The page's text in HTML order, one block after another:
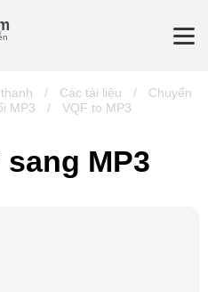
/ Các tài liệu /
Chuyển
MP3 / VQF to MP3
MP3